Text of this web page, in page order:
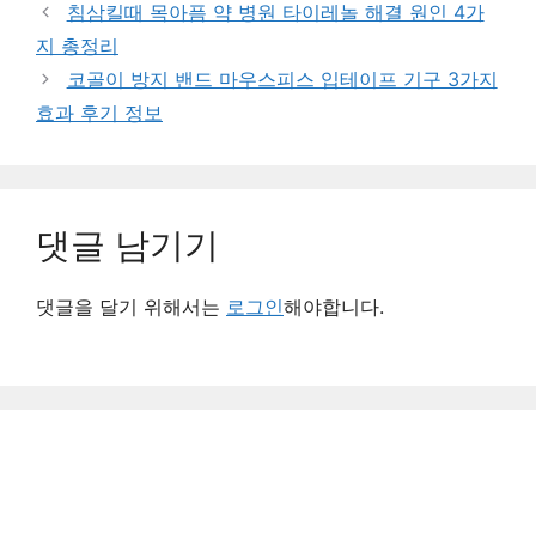
침삼킬때 목아픔 약 병원 타이레놀 해결 원인 4가
지 총정리
코골이 방지 밴드 마우스피스 입테이프 기구 3가지
효과 후기 정보
댓글 남기기
댓글을 달기 위해서는 로그인해야합니다.